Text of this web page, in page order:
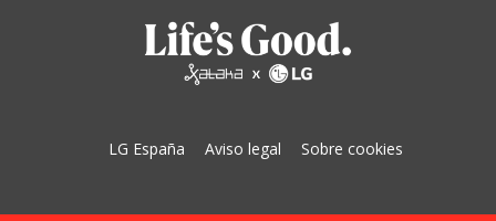
LG España Aviso legal Sobre cookies